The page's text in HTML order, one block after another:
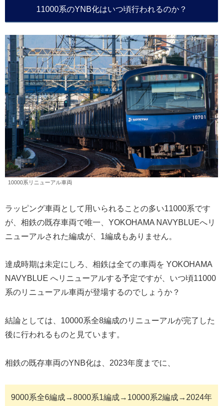
11000系のYNB化はいつ頃行われるのか？
10000系リニューアル車両
ラッピング車両として用いられることの多い11000系です
が、相鉄の既存車両で唯一、YOKOHAMA NAVYBLUEへリ
ニューアルされた編成が、1編成もありません。
達成時期は未定にしろ、相鉄は全ての車両を YOKOHAMA
NAVYBLUE へリニューアルする予定ですが、いつ頃11000
系のリニューアル車両が登場するのでしょうか？
結論としては、10000系全8編成のリニューアルが完了した
後に行われるものと見ています。
相鉄の既存車両のYNB化は、2023年度までに、
9000系全6編成→8000系1編成→10000系2編成→2024年